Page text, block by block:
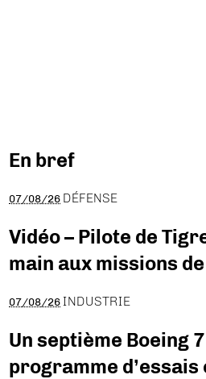
En bref
07/08/26 DÉFENSE
Vidéo – Pilote de
main aux missions
07/08/26 INDUSTRIE
Un septième Boeing
programme d’essais